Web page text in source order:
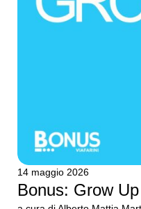
14 maggio 2026
Bonus: Grow Up